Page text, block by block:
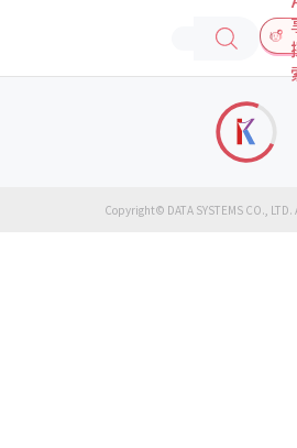
Copyright© DATA SYSTEMS CO.,